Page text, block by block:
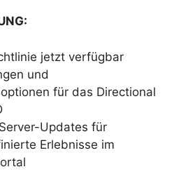
jetzt verfügbar
und
für das Directional
Updates für
Erlebnisse im